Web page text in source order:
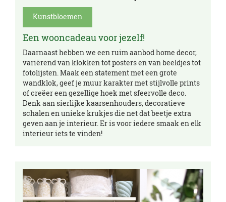
Kunstbloemen
Een wooncadeau voor jezelf!
Daarnaast hebben we een ruim aanbod home decor,
variërend van klokken tot posters en van beeldjes tot
fotolijsten. Maak een statement met een grote
wandklok, geef je muur karakter met stijlvolle prints
of creëer een gezellige hoek met sfeervolle deco.
Denk aan sierlijke kaarsenhouders, decoratieve
schalen en unieke krukjes die net dat beetje extra
geven aan je interieur. Er is voor iedere smaak en elk
interieur iets te vinden!